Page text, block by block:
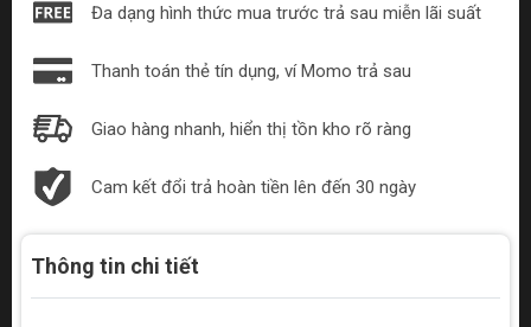
Đa dạng hình thức mua trước trả sau miễn lãi suất
Thanh toán thẻ tín dụng, ví Momo trả sau
Giao hàng nhanh, hiển thị tồn kho rõ ràng
Cam kết đổi trả hoàn tiền lên đến 30 ngày
Thông tin chi tiết